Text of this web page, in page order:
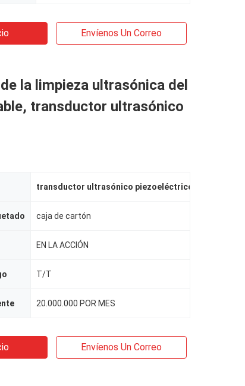
Envíenos Un Correo
la limpieza ultrasónica del
transductor ultrasónico
transductor ultrasónico piezoeléctrico
caja de cartón
EN LA ACCIÓN
T/T
20.000.000 POR MES
Envíenos Un Correo